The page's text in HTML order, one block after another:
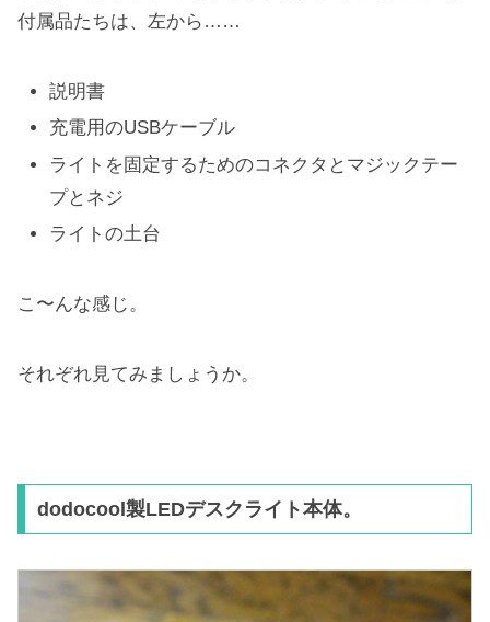
付属品たちは、左から……
説明書
充電用のUSBケーブル
ライトを固定するためのコネクタとマジックテー
プとネジ
ライトの土台
こ〜んな感じ。
それぞれ見てみましょうか。
dodocool製LEDデスクライト本体。